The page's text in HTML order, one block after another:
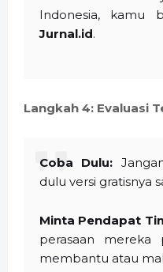
Indonesia, kamu
Jurnal.id.
Langkah 4: Evaluasi
Coba Dulu:
dulu versi gratisnya
Minta Pendapat
perasaan mereka
membantu atau